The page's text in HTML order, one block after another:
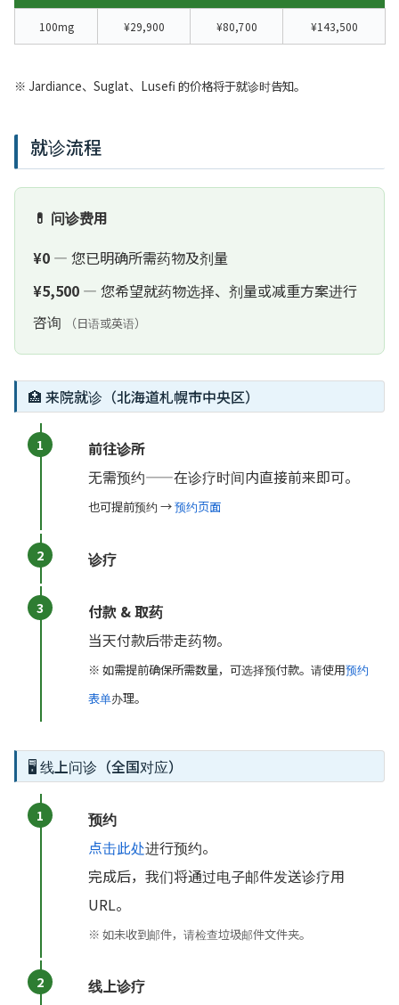
100mg ¥29,900 ¥80,700 ¥143,500
※ Jardiance、Suglat、Lusefi 的价格将于就诊时告知。
就诊流程
💊 问诊费用
¥0 — 您已明确所需药物及剂量
¥5,500 — 您希望就药物选择、剂量或减重方案进行
咨询
（日语或英语）
🏥 来院就诊（北海道札幌市中央区）
前往诊所
无需预约——在诊疗时间内直接前来即可。
也可提前预约 →预约页面
诊疗
付款 & 取药
当天付款后带走药物。
※ 如需提前确保所需数量，可选择预付款。请使用预约
表单办理。
🖥 线上问诊（全国对应）
预约
点击此处进行预约。
完成后，我们将通过电子邮件发送诊疗用
URL。
※ 如未收到邮件，请检查垃圾邮件文件夹。
线上诊疗